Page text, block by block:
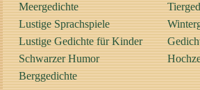
Meergedichte
Lustige Sprachspiele
Lustige Gedichte für Kinder
Schwarzer Humor
Berggedichte